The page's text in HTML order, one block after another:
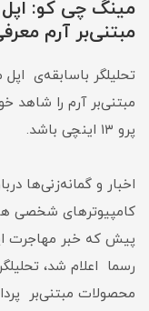
مینگ چی کو: اپل
مبتنی‌بر آرم
تحلیلگر باسابقه‌ی
مبتنی‌بر آرم را شاهد
پرو ۱۳ اینچی باشد.
اخبار و گمانه‌زنی‌ها
کامپیوترهای شخصی
پیش که خبر مهاجرت
رسما اعلام شد،
محصولات مبتنی‌بر